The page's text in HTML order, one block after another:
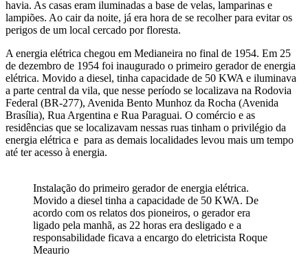
havia. As casas eram iluminadas a base de velas, lamparinas e
lampiões. Ao cair da noite, já era hora de se recolher para evitar os
perigos de um local cercado por floresta.
A energia elétrica chegou em Medianeira no final de 1954. Em 25
de dezembro de 1954 foi inaugurado o primeiro gerador de energia
elétrica. Movido a diesel, tinha capacidade de 50 KWA e iluminava
a parte central da vila, que nesse período se localizava na Rodovia
Federal (BR-277), Avenida Bento Munhoz da Rocha (Avenida
Brasília), Rua Argentina e Rua Paraguai. O comércio e as
residências que se localizavam nessas ruas tinham o privilégio da
energia elétrica e para as demais localidades levou mais um tempo
até ter acesso à energia.
Instalação do primeiro gerador de energia elétrica.
Movido a diesel tinha a capacidade de 50 KWA. De
acordo com os relatos dos pioneiros, o gerador era
ligado pela manhã, as 22 horas era desligado e a
responsabilidade ficava a encargo do eletricista Roque
Meaurio